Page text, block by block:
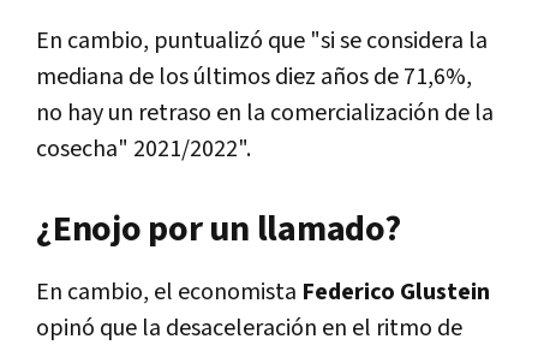
En cambio, puntualizó que "si se considera la
mediana de los últimos diez años de 71,6%,
no hay un retraso en la comercialización de la
cosecha" 2021/2022".
¿Enojo por un llamado?
En cambio, el economista Federico Glustein
opinó que la desaceleración en el ritmo de